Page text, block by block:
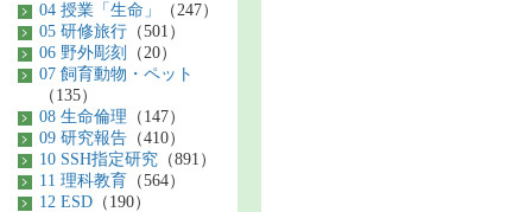
04 授業「生命」
（247）
05 研修旅行 （501）
06 野外彫刻
（20）
07 飼育動物・ペット
（135）
08 生命倫理 （147）
09 研究報告 （410）
10 SSH指定研究 （891）
11 理科教育 （564）
12 ESD （190）